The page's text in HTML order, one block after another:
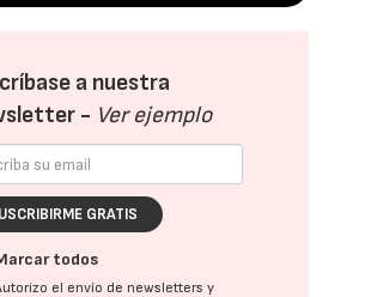
a nuestra
- Ver ejemplo
GRATIS
todos
el envío de newsletters y